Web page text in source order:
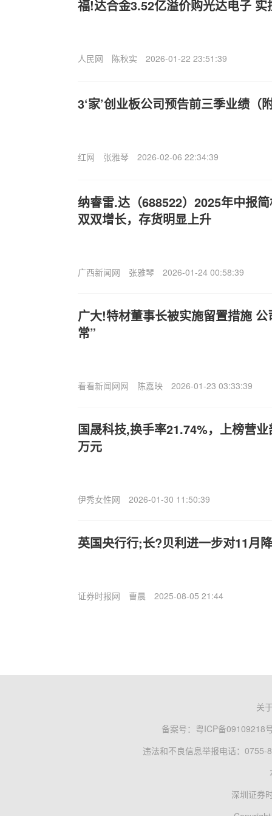
福!达合金3.52亿溢价购光达电子 实
人民网 陈秋实 2026-01-22 23:51:39
3‘家’创业板公司预告前三季业绩（
红网 张雅琴 2026-02-06 22:34:39
纳睿雷.达（688522）2025年中报
双双增长，存货明显上升
广西新闻网 张雅琴 2026-01-24 00:58:39
广大!特材董事长被实施留置措施
常”
看看新闻网网 陈嘉映 2026-01-23 03:33:39
国晟科技,换手率21.74%，上榜营
万元
伊秀女性网 2026-01-30 11:50:39
英国央行行;长?贝利进一步对11月
证券时报网 曹晨 2025-08-05 21:44
关
备案号： 粤ICP备09109218
违法和不良信息举报电话：0755-
深圳证券